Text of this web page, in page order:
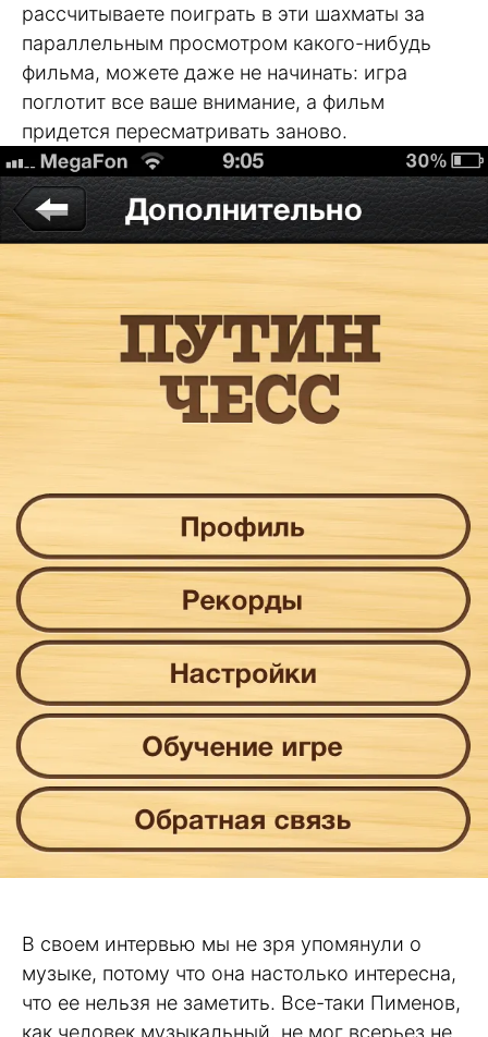
рассчитываете поиграть в эти шахматы за
параллельным просмотром какого-нибудь
фильма, можете даже не начинать: игра
поглотит все ваше внимание, а фильм
придется пересматривать заново.
В своем интервью мы не зря упомянули о
музыке, потому что она настолько интересна,
что ее нельзя не заметить. Все-таки Пименов,
как человек музыкальный, не мог всерьез не